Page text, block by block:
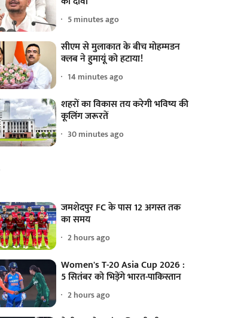
5 minutes ago
सीएम से मुलाकात के बीच मोहम्मडन
क्लब ने हुमायूं को हटाया!
14 minutes ago
शहरों का विकास तय करेगी भविष्य की
कूलिंग जरूरतें
30 minutes ago
जमशेदपुर FC के पास 12 अगस्त तक
का समय
2 hours ago
Women's T-20 Asia Cup 2026 :
5 सितंबर को भिड़ेंगे भारत-पाकिस्तान
2 hours ago